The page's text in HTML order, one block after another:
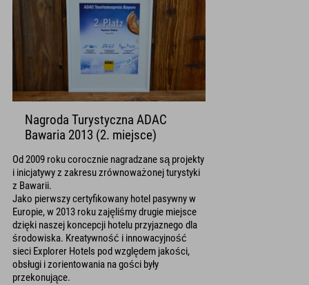
Nagroda Turystyczna ADAC
Bawaria 2013 (2. miejsce)
Od 2009 roku corocznie nagradzane są projekty
i inicjatywy z zakresu zrównoważonej turystyki
z Bawarii.
Jako pierwszy certyfikowany hotel pasywny w
Europie, w 2013 roku zajęliśmy drugie miejsce
dzięki naszej koncepcji hotelu przyjaznego dla
środowiska. Kreatywność i innowacyjność
sieci Explorer Hotels pod względem jakości,
obsługi i zorientowania na gości były
przekonujące.